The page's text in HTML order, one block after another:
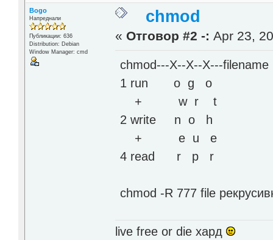
Bogo
Напреднали
Публикации: 636
Distribution: Debian
Window Manager: cmd
chmod
« Отговор #2 -: Apr 23,
chmod---X--X--X---filename
1 run o g o
+ w r t
2 write n o h
+ e u e
4 read r p r
chmod -R 777 file
live free or die хард